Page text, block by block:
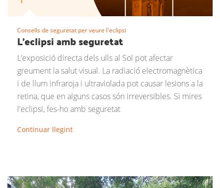
Consells de seguretat per veure l'eclipsi
L'eclipsi amb seguretat
L’exposició directa dels ulls al Sol pot afectar
greument la salut visual. La radiació electromagnètica
i de llum infraroja i ultraviolada pot causar lesions a la
retina, que en alguns casos són irreversibles. Si mires
l'eclipsi, fes-ho amb seguretat
Continuar llegint